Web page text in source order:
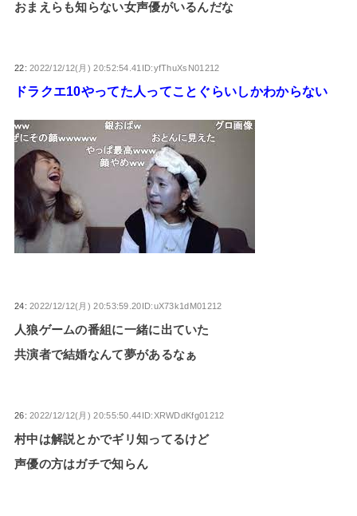
おまえらも知らない女声優がいるんだな
22:2022/12/12(月) 20:52:54.41ID:yfThuXsN01212
ドラクエ10やってた人ってことぐらいしかわからない
24:2022/12/12(月) 20:53:59.20ID:uX73k1dM01212
人狼ゲームの番組に一緒に出ていた
共演者で結婚なんて夢があるなぁ
26:2022/12/12(月) 20:55:50.44ID:XRWDdKfg01212
村中は解説とかでギリ知ってるけど
声優の方はガチで知らん